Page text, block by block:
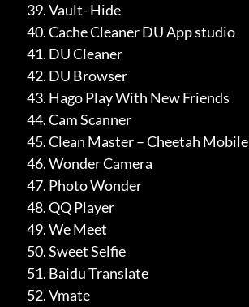
Vault- Hide
Cache Cleaner DU App studio
DU Cleaner
DU Browser
Hago Play With New Friends
Cam Scanner
Clean Master – Cheetah Mobile
Wonder Camera
Photo Wonder
QQ Player
We Meet
Sweet Selfie
Baidu Translate
Vmate